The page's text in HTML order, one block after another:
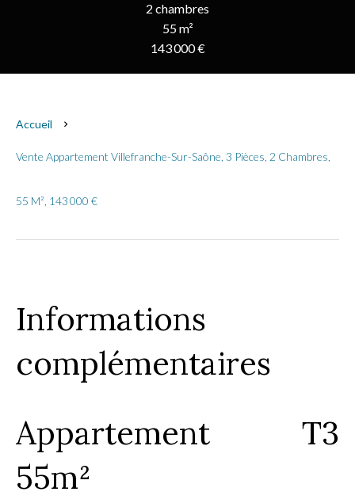
2 chambres
55 m²
143 000 €
Accueil
Vente Appartement Villefranche-Sur-Saône, 3 Pièces, 2 Chambres,
55 M², 143 000 €
Informations
complémentaires
Appartement T3
55m²